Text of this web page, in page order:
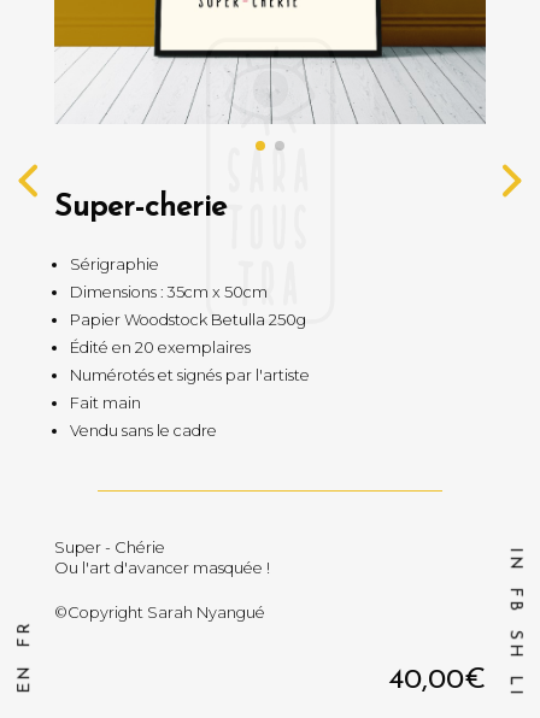
E
N
F
R
I
N
F
B
S
H
L
I
Super-cherie
Sérigraphie
Dimensions : 35cm x 50cm
Papier Woodstock Betulla 250g
Édité en 20 exemplaires
Numérotés et signés par l'artiste
Fait main
Vendu sans le cadre
Super - Chérie
Ou l'art d'avancer masquée !
©Copyright Sarah Nyangué
40,00€